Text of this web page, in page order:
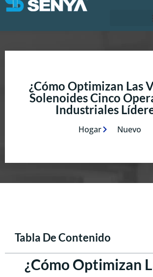
¿Cómo Optimizan Las
Solenoides Cinco
Industriales
Hogar Nuevo
Tabla De Contenido
¿Cómo Optimizan